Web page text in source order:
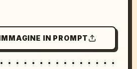
IN PROMPT